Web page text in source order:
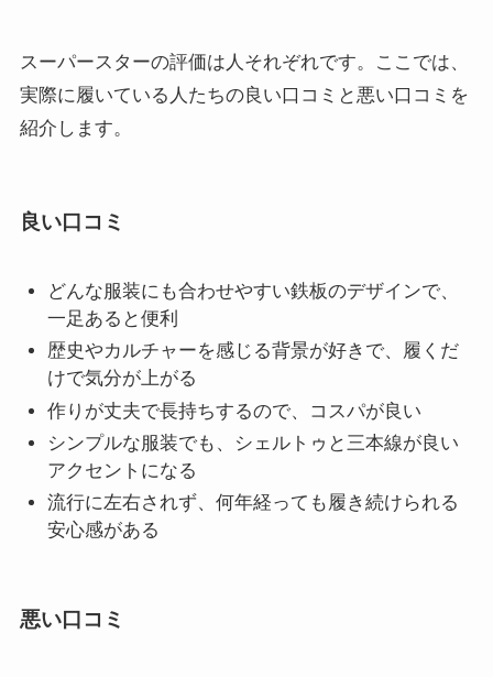
スーパースターの評価は人それぞれです。ここでは、
実際に履いている人たちの良い口コミと悪い口コミを
紹介します。
良い口コミ
どんな服装にも合わせやすい鉄板のデザインで、
一足あると便利
歴史やカルチャーを感じる背景が好きで、履くだ
けで気分が上がる
作りが丈夫で長持ちするので、コスパが良い
シンプルな服装でも、シェルトゥと三本線が良い
アクセントになる
流行に左右されず、何年経っても履き続けられる
安心感がある
悪い口コミ